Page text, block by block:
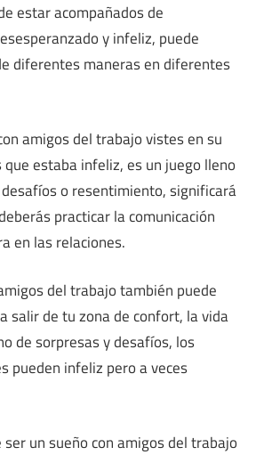
estar acompañados de
y infeliz, puede
diferentes maneras en diferentes
amigos del trabajo vistes en su
estaba infeliz, es un juego lleno
o resentimiento, significará
practicar la comunicación
en las relaciones.
del trabajo también puede
salir de tu zona de confort, la vida
de sorpresas y desafíos, los
pueden infeliz pero a veces
ser un sueño con amigos del trabajo